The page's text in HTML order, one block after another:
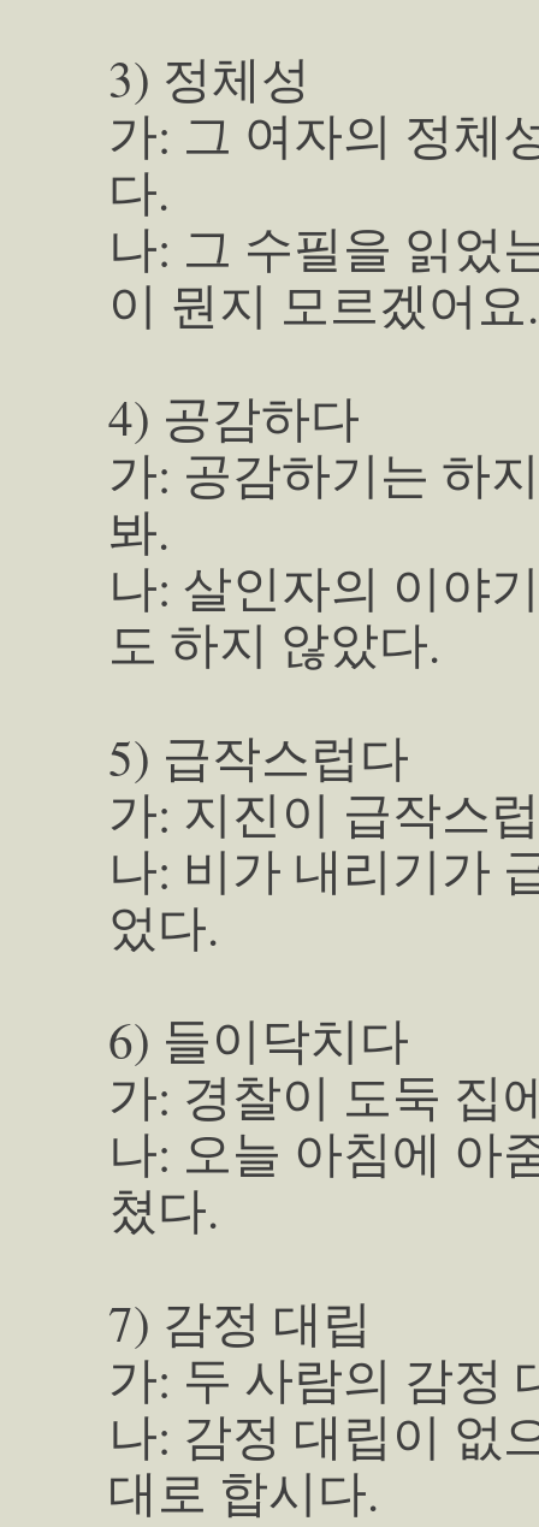
3) 정체성
가: 그 여자의 정체
다.
나: 그 수필을 읽었
이 뭔지 모르겠어요.
4) 공감하다
가: 공감하기는 하
봐.
나: 살인자의 이야
도 하지 않았다.
5) 급작스럽다
가: 지진이 급작스
나: 비가 내리기가
었다.
6) 들이닥치다
가: 경찰이 도둑 집
나: 오늘 아침에 아
쳤다.
7) 감정 대립
가: 두 사람의 감정
나: 감정 대립이 없
대로 합시다.